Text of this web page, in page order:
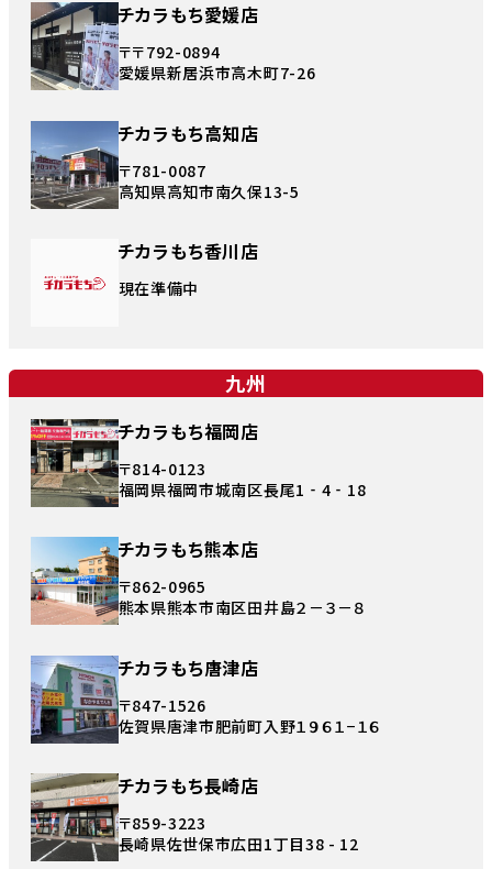
チカラもち愛媛店
〒〒792-0894
愛媛県新居浜市高木町7-26
チカラもち高知店
〒781-0087
高知県高知市南久保13-5
チカラもち香川店
現在準備中
九州
チカラもち福岡店
〒814-0123
福岡県福岡市城南区長尾1‐4‐18
チカラもち熊本店
〒862-0965
熊本県熊本市南区田井島２－３－８
チカラもち唐津店
〒847-1526
佐賀県唐津市肥前町入野１９６１−１６
チカラもち長崎店
〒859-3223
長崎県佐世保市広田1丁目38 - 12